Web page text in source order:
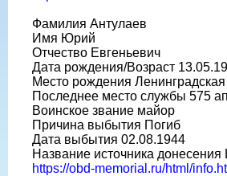
Фамилия Антулаев
Имя Юрий
Отчество Евгеньевич
Дата рождения/Возраст
Место рождения Ленинградская
Последнее место службы 575
Воинское звание майор
Причина выбытия Погиб
Дата выбытия 02.08.1944
Название источника
https://obd-memorial.ru/html/